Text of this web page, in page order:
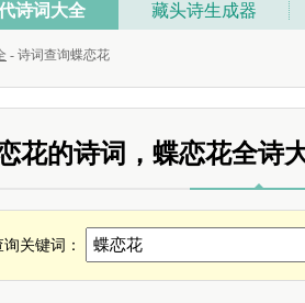
查询，蝶恋花全诗，蝶恋花诗句全集
诗词大全 藏头诗生成器
- 诗词查询蝶恋花
花的诗词，蝶恋花全诗
关键词：